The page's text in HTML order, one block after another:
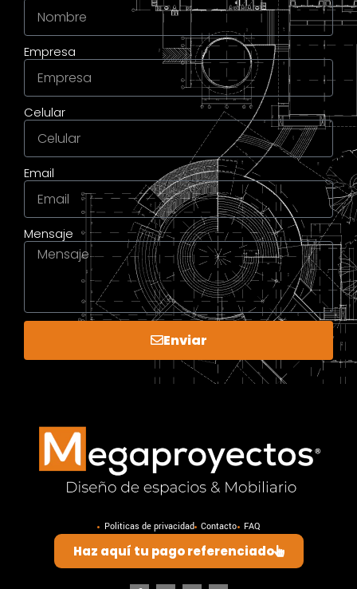
Empresa
Celular
Email
Mensaje
Enviar
Politicas de privacidad Contacto FAQ
Haz aquí tu pago referenciado